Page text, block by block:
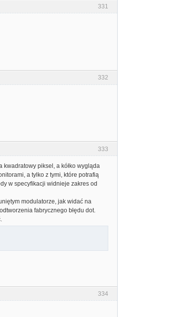
331
332
333
piksel, a kółko wygląda
a tylko z tymi, które potrafią
w specyfikacji widnieje zakres od
modulatorze, jak widać na
fabrycznego błędu dot.
334